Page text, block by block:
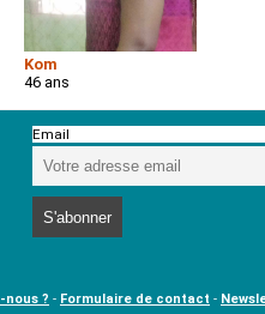
Kom
46 ans
Email
nous ? - Formulaire de contact -